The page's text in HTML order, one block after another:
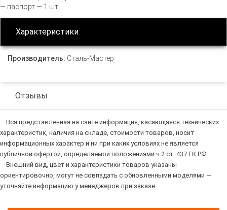
— паспорт — 1 шт.
Характеристики
Производитель: Сталь-Мастер
Отзывы
Вся представленная на сайте информация, касающаяся технических
характеристик, наличия на складе, стоимости товаров, носит
информационных характер и ни при каких условиях не является
публичной офертой, определяемой положениями ч.2 ст. 437 ГК РФ.
Внешний вид, цвет и характеристики товаров указаны
ориентировочно, могут не совпадать с обновленными моделями —
уточняйте информацию у менеджеров при заказе.